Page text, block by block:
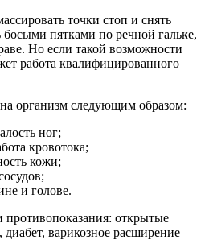
точки стоп и снять
босыми пятками по речной гальке,
Но если такой возможности
работа квалифицированного
организм следующим образом:
ног;
кровотока;
кожи;
и голове.
противопоказания: открытые
варикозное расширение